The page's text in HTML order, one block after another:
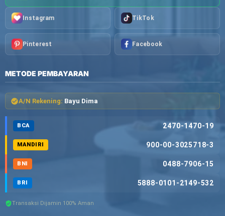
Instagram TikTok
Pinterest Facebook
METODE PEMBAYARAN
A/N Rekening: Bayu Dima
BCA 2470-1470-19
MANDIRI 900-00-3025718-3
BNI 0488-7906-15
BRI 5888-0101-2149-532
Transaksi Dijamin 100% Aman